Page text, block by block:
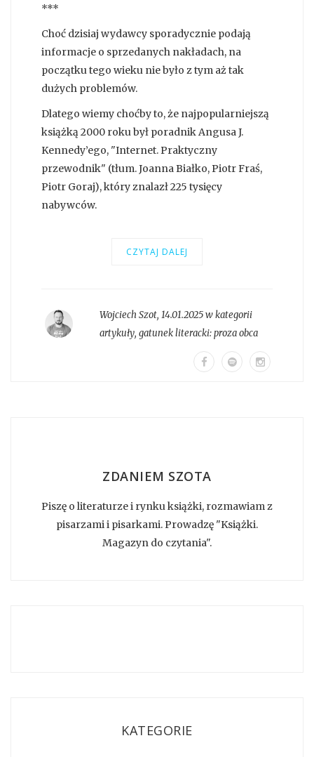
***
Choć dzisiaj wydawcy sporadycznie podają
informacje o sprzedanych nakładach, na
początku tego wieku nie było z tym aż tak
dużych problemów.
Dlatego wiemy choćby to, że najpopularniejszą
książką 2000 roku był poradnik Angusa J.
Kennedy’ego, "Internet. Praktyczny
przewodnik" (tłum. Joanna Białko, Piotr Fraś,
Piotr Goraj), który znalazł 225 tysięcy
nabywców.
CZYTAJ DALEJ
Wojciech Szot, 14.01.2025 w kategorii
artykuły, gatunek literacki:proza obca
ZDANIEM SZOTA
Piszę o literaturze i rynku książki, rozmawiam z
pisarzami i pisarkami. Prowadzę "Książki.
Magazyn do czytania".
KATEGORIE